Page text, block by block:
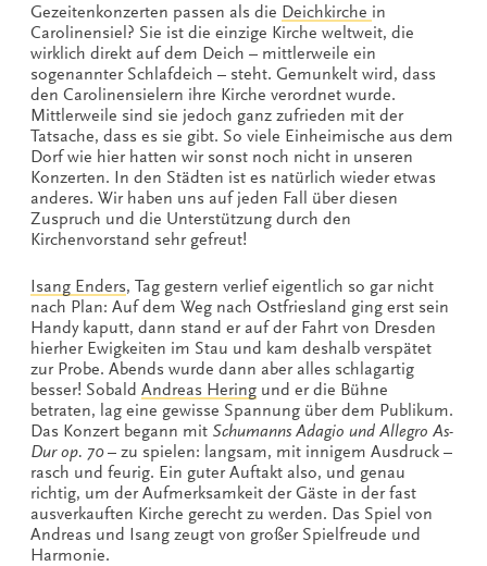
Gezeitenkonzerten passen als die Deichkirche in
Carolinensiel? Sie ist die einzige Kirche weltweit, die
wirklich direkt auf dem Deich – mittlerweile ein
sogenannter Schlafdeich – steht. Gemunkelt wird, dass
den Carolinensielern ihre Kirche verordnet wurde.
Mittlerweile sind sie jedoch ganz zufrieden mit der
Tatsache, dass es sie gibt. So viele Einheimische aus dem
Dorf wie hier hatten wir sonst noch nicht in unseren
Konzerten. In den Städten ist es natürlich wieder etwas
anderes. Wir haben uns auf jeden Fall über diesen
Zuspruch und die Unterstützung durch den
Kirchenvorstand sehr gefreut!
Isang Enders‚ Tag gestern verlief eigentlich so gar nicht
nach Plan: Auf dem Weg nach Ostfriesland ging erst sein
Handy kaputt, dann stand er auf der Fahrt von Dresden
hierher Ewigkeiten im Stau und kam deshalb verspätet
zur Probe. Abends wurde dann aber alles schlagartig
besser! Sobald Andreas Hering und er die Bühne
betraten, lag eine gewisse Spannung über dem Publikum.
Das Konzert begann mit Schumanns Adagio und Allegro As-
Dur op. 70– zu spielen: langsam, mit innigem Ausdruck –
rasch und feurig. Ein guter Auftakt also, und genau
richtig, um der Aufmerksamkeit der Gäste in der fast
ausverkauften Kirche gerecht zu werden. Das Spiel von
Andreas und Isang zeugt von großer Spielfreude und
Harmonie.